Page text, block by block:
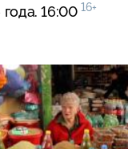
16:00 16+